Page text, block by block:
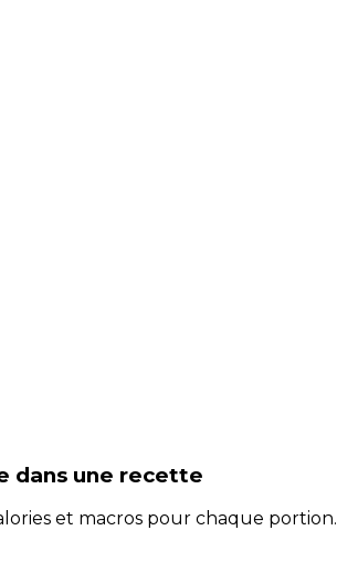
dans une recette
et macros pour chaque portion.